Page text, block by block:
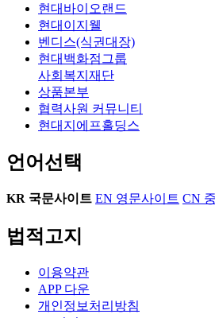
현대바이오랜드
현대이지웰
벤디스(식권대장)
현대백화점그룹
사회복지재단
상품본부
협력사원 커뮤니티
현대지에프홀딩스
언어선택
KR 국문사이트 EN 영문사이트 CN
법적고지
이용약관
APP 다운
개인정보처리방침